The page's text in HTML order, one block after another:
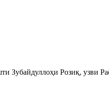
Розиқ, узви